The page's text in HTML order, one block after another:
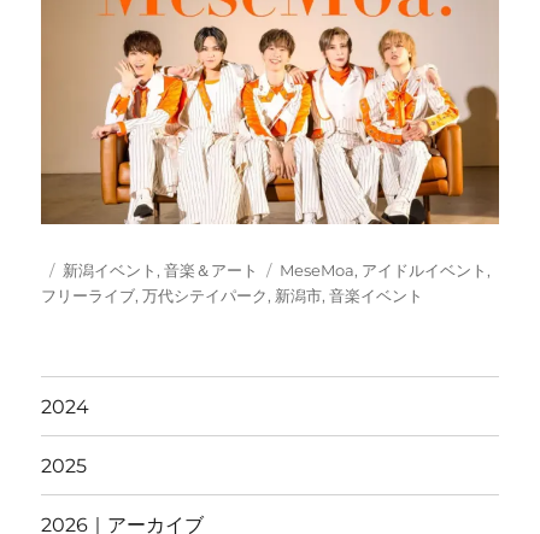
投
稿
カ
テ
新潟イベント ,音楽＆アート
タ
グ
MeseMoa, アイドルイベント ,
フリーライブ,万代シテイパーク, 新潟市,音楽イベント
2024
2025
2026｜アーカイブ